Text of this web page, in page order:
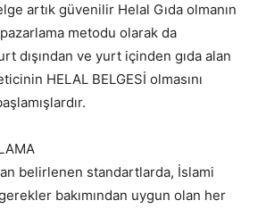
artık güvenilir Helal Gıda olmanın
metodu olarak da
dışından ve yurt içinden gıda alan
HELAL BELGESİ olmasını
belirlenen standartlarda, İslami
bakımından uygun olan her